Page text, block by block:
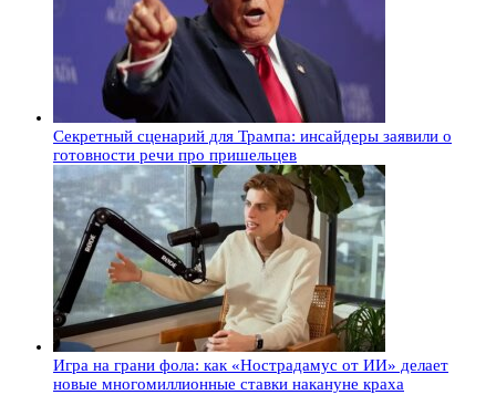
Секретный сценарий для Трампа: инсайдеры заявили о
готовности речи про пришельцев
Игра на грани фола: как «Нострадамус от ИИ» делает
новые многомиллионные ставки накануне краха